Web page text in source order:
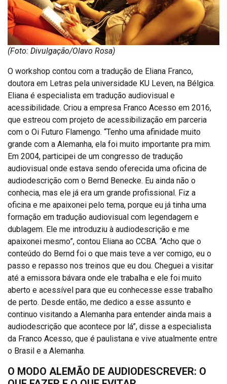
(Foto: Divulgação/Olavo Rosa)
O workshop contou com a tradução de Eliana Franco,
doutora em Letras pela universidade KU Leven, na Bélgica.
Eliana é especialista em tradução audiovisual e
acessibilidade. Criou a empresa Franco Acesso em 2016,
que estreou com projeto de acessibilização em parceria
com o Oi Futuro Flamengo. “Tenho uma afinidade muito
grande com a Alemanha, ela foi muito importante pra mim.
Em 2004, participei de um congresso de tradução
audiovisual onde estava sendo oferecida uma oficina de
audiodescrição com o Bernd Benecke. Eu ainda não o
conhecia, mas ele já era um grande profissional. Fiz a
oficina e me apaixonei pelo tema, porque eu já tinha uma
formação em tradução audiovisual com legendagem e
dublagem. Ele me introduziu à audiodescrição e me
apaixonei mesmo”, contou Eliana ao CCBA. “Acho que o
conteúdo do Bernd foi o que mais teve a ver comigo, eu o
passo e repasso nos treinos que eu dou. Cheguei a visitar
até a emissora bávara onde ele trabalha e ele foi muito
aberto e acessível para que eu conhecesse esse trabalho
de perto. Desde então, me dedico a esse assunto e
continuo visitando a Alemanha para entender ainda mais a
audiodescrição que acontece por lá”, disse a especialista
da Franco Acesso, que é paulistana e vive atualmente entre
o Brasil e a Alemanha.
O MODO ALEMÃO DE AUDIODESCREVER: O